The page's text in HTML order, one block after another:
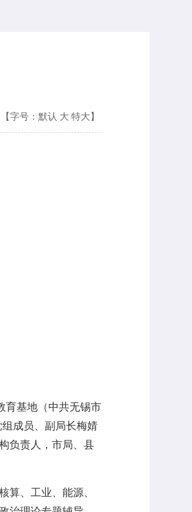
【字号： 默认 大 特大 】
育基地（中共无锡市
成员、副局长梅婧
负责人，市局、县
算、工业、能源、